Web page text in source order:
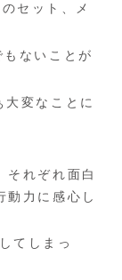
セット、メ
ないことが
変なことに
それぞれ面白
動力に感心し
てしまっ